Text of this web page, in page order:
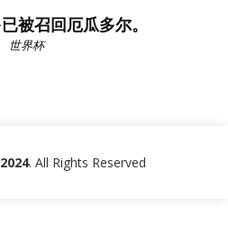
被召回厄瓜多尔。
世界杯
. All Rights Reserved